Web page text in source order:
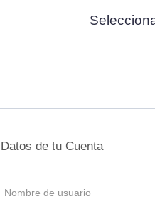
Datos de tu Cuenta
Nombre de usuario